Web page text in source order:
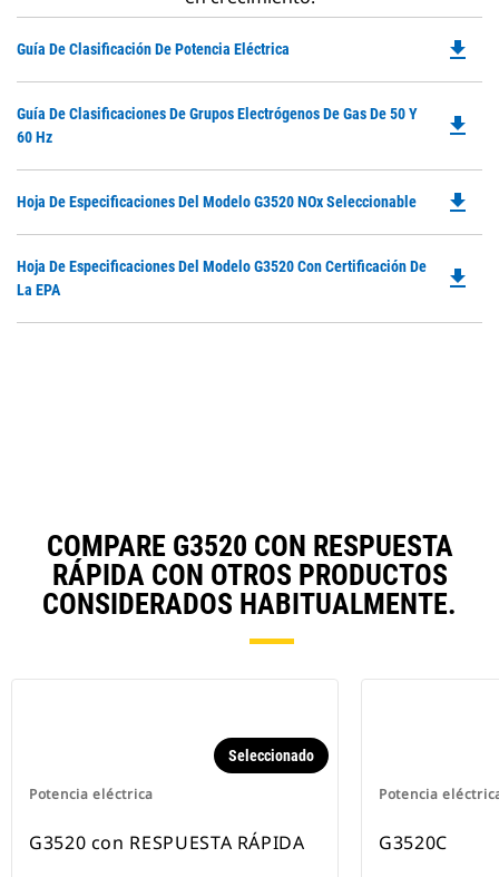
Guía De Clasificación De Potencia Eléctrica file_download
Guía De Clasificaciones De Grupos Electrógenos De Gas De 50 Y
60 Hz
file_download
Hoja De Especificaciones Del Modelo G3520 NOx Seleccionable file_download
Hoja De Especificaciones Del Modelo G3520 Con Certificación De
La EPA
file_download
COMPARE G3520 CON RESPUESTA
RÁPIDA CON OTROS PRODUCTOS
CONSIDERADOS HABITUALMENTE.
Potencia eléctrica
Seleccionado
G3520 con RESPUESTA RÁPIDA
Potencia
G3520C